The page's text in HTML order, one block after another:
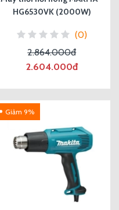
HG6530VK (2000W)
(0)
2.864.000đ
2.604.000đ
Giảm 9%